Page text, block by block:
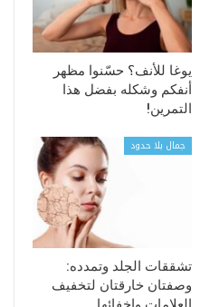
يوغا للأنف؟ حسّنوا مظهر
أنفكم وشكله بفضل هذا
التمرين!
جمال بلا حدود
تشققات الجلد وتمدده:
وصفتان خارقتان لتخفيف